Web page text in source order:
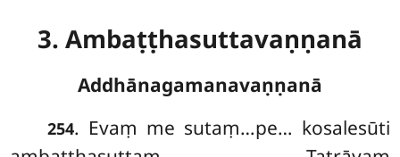
3. Ambaṭṭhasuttavaṇṇanā
Addhānagamanavaṇṇanā
254. Evaṃ me sutaṃ…pe… kosalesūti